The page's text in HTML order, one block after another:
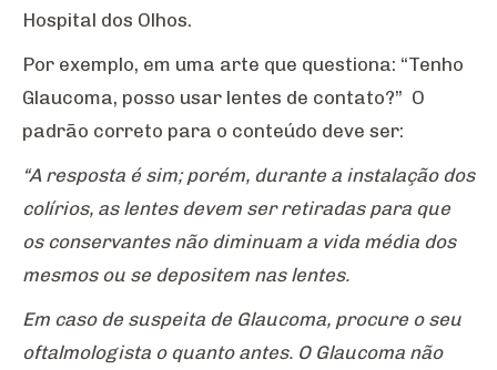
Hospital dos Olhos.
Por exemplo, em uma arte que questiona: “Tenho
Glaucoma, posso usar lentes de contato?” O
padrão correto para o conteúdo deve ser:
“A resposta é sim; porém, durante a instalação dos
colírios, as lentes devem ser retiradas para que
os conservantes não diminuam a vida média dos
mesmos ou se depositem nas lentes.
Em caso de suspeita de Glaucoma, procure o seu
oftalmologista o quanto antes. O Glaucoma não